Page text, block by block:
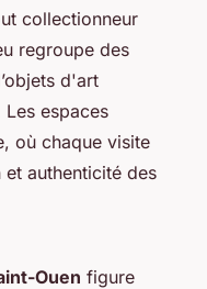
collectionneur
regroupe des
d'art
espaces
où chaque visite
authenticité des
Ouen figure